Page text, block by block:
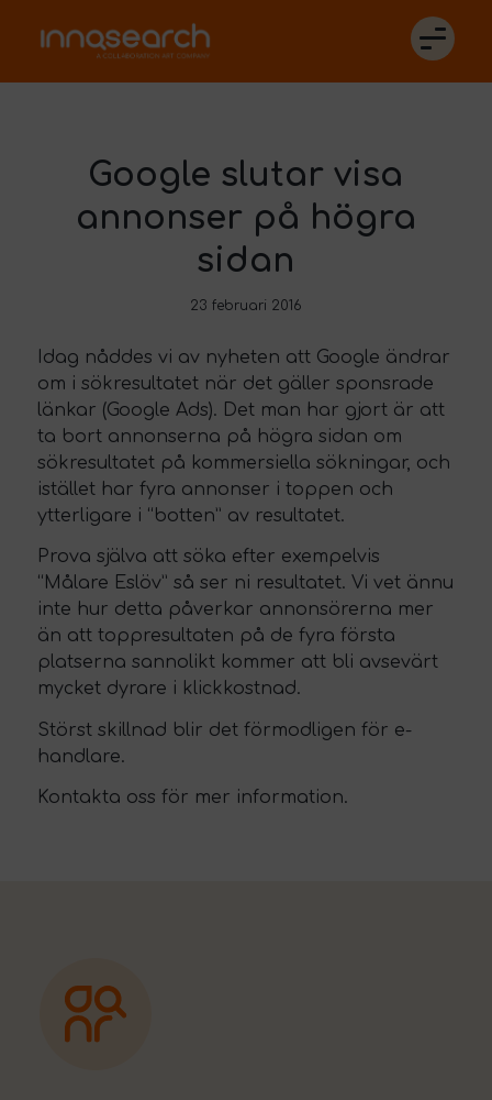
Google slutar visa
annonser på högra
sidan
23 februari 2016
Idag nåddes vi av nyheten att Google ändrar
om i sökresultatet när det gäller sponsrade
länkar (Google Ads). Det man har gjort är att
ta bort annonserna på högra sidan om
sökresultatet på kommersiella sökningar, och
istället har fyra annonser i toppen och
ytterligare i “botten” av resultatet.
Prova själva att söka efter exempelvis
“Målare Eslöv” så ser ni resultatet. Vi vet ännu
inte hur detta påverkar annonsörerna mer
än att toppresultaten på de fyra första
platserna sannolikt kommer att bli avsevärt
mycket dyrare i klickkostnad.
Störst skillnad blir det förmodligen för e-
handlare.
Kontakta oss för mer information.